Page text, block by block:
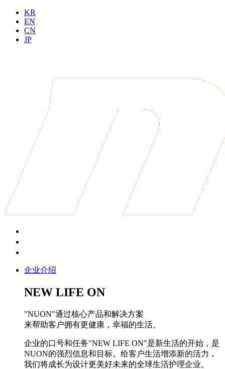
KR
EN
CN
JP
企业介绍
NEW LIFE ON
"NUON"通过核心产品和解决方案
来帮助客户拥有更健康，幸福的生活。
企业的口号和任务"NEW LIFE ON"是新生活的开始，是
NUON的强烈信息和目标。给客户生活增添新的活力，
我们将成长为设计更美好未来的全球生活护理企业。